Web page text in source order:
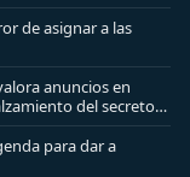
de asignar a las
anuncios en
del secreto
para dar a